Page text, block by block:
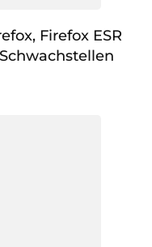
Firefox ESR